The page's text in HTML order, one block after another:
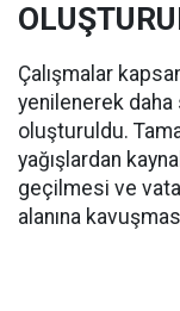
Çalışmalar
yenilenerek daha
oluşturuldu.
yağışlardan
geçilmesi ve
alanına